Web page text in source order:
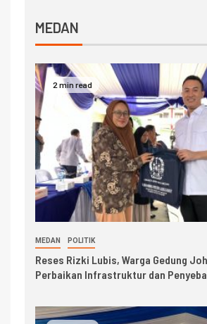
MEDAN
2 min read
MEDAN POLITIK
Reses Rizki Lubis, Warga Gedung
Perbaikan Infrastruktur dan